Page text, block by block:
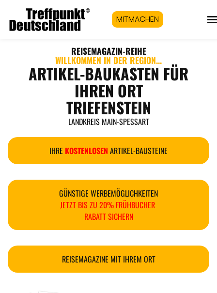
MITMACHEN
REISEMAGAZIN-REIHE
WILLKOMMEN IN DER REGION...
ARTIKEL-BAUKASTEN FÜR
IHREN ORT
TRIEFENSTEIN
LANDKREIS MAIN-SPESSART
IHRE KOSTENLOSEN ARTIKEL-BAUSTEINE
GÜNSTIGE WERBEMÖGLICHKEITEN
JETZT BIS ZU 20% FRÜHBUCHER
RABATT SICHERN
REISEMAGAZINE MIT IHREM ORT